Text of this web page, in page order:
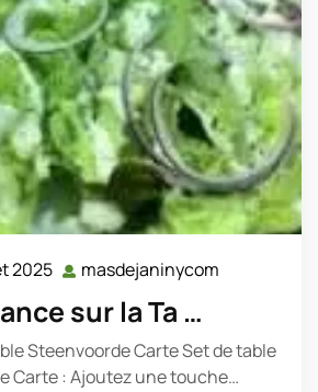
2025 27
2025
masdejaninycom
sur la Ta …
Steenvoorde Carte Set de table
Carte : Ajoutez une touche…